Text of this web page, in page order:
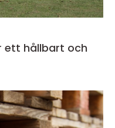
ett hållbart och